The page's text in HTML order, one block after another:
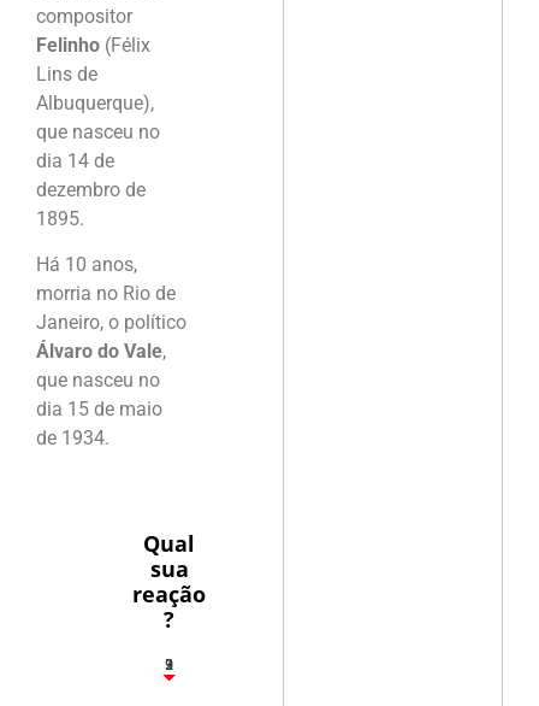
compositor
Felinho (Félix
Lins de
Albuquerque),
que nasceu no
dia 14 de
dezembro de
1895.
Há 10 anos,
morria no Rio de
Janeiro, o político
Álvaro do Vale,
que nasceu no
dia 15 de maio
de 1934.
Qual
sua
reação
?
3
1
2
9